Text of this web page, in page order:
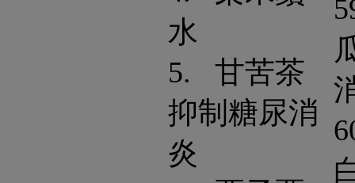
水
5. 甘苦茶
抑制糖尿消
炎